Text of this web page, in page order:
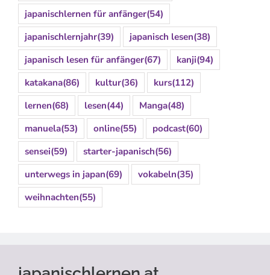
japanischlernen für anfänger(54)
japanischlernjahr(39) japanisch lesen(38)
japanisch lesen für anfänger(67) kanji(94)
katakana(86) kultur(36) kurs(112)
lernen(68) lesen(44) Manga(48)
manuela(53) online(55) podcast(60)
sensei(59) starter-japanisch(56)
unterwegs in japan(69) vokabeln(35)
weihnachten(55)